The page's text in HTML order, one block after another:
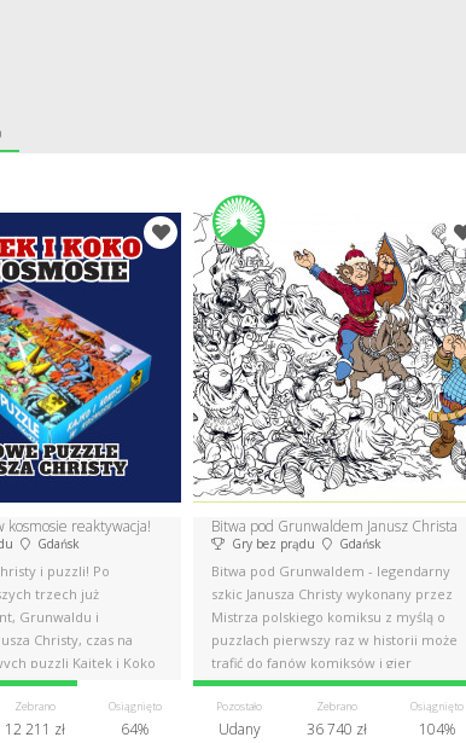
kosmosie reaktywacja!
Gdańsk
i puzzli! Po
trzech już
Grunwaldu i
Christy, czas na
puzzli Kajtek i Koko
Zebrano
12 211 zł
Osiągnięto
64%
Bitwa pod Grunwaldem Janusz Christa
Gry bez prądu Gdańsk
Bitwa pod Grunwaldem - legendarny
szkic Janusza Christy wykonany przez
Mistrza polskiego komiksu z myślą o
puzzlach pierwszy raz w historii może
trafić do fanów komiksów i gier
Pozostało
Udany
Zebrano
36 740 zł
Osiągnięto
104%